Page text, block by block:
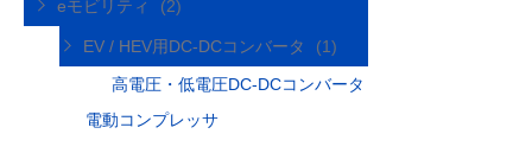
eモビリティ (2)
EV / HEV用DC-DCコンバータ
(1)
高電圧・低電圧DC-DCコンバータ
電動コンプレッサ